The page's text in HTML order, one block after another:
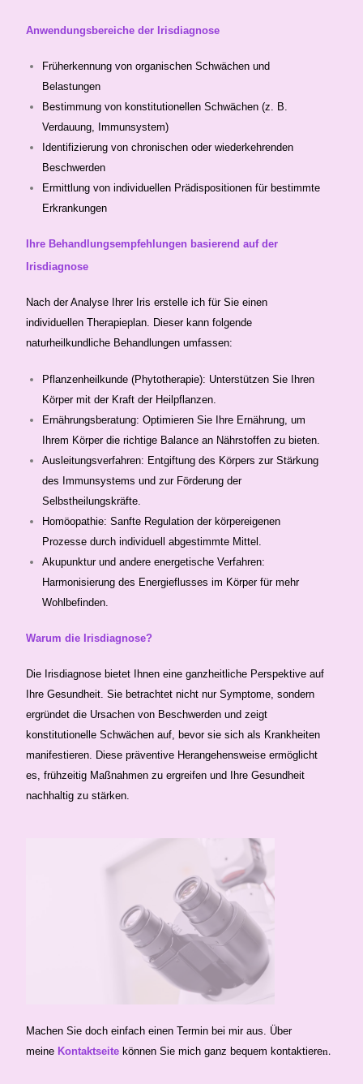
Anwendungsbereiche der Irisdiagnose
Früherkennung von organischen Schwächen und
Belastungen
Bestimmung von konstitutionellen Schwächen (z. B.
Verdauung, Immunsystem)
Identifizierung von chronischen oder wiederkehrenden
Beschwerden
Ermittlung von individuellen Prädispositionen für bestimmte
Erkrankungen
Ihre Behandlungsempfehlungen basierend auf der
Irisdiagnose
Nach der Analyse Ihrer Iris erstelle ich für Sie einen
individuellen Therapieplan. Dieser kann folgende
naturheilkundliche Behandlungen umfassen:
Pflanzenheilkunde (Phytotherapie): Unterstützen Sie Ihren
Körper mit der Kraft der Heilpflanzen.
Ernährungsberatung: Optimieren Sie Ihre Ernährung, um
Ihrem Körper die richtige Balance an Nährstoffen zu bieten.
Ausleitungsverfahren: Entgiftung des Körpers zur Stärkung
des Immunsystems und zur Förderung der
Selbstheilungskräfte.
Homöopathie: Sanfte Regulation der körpereigenen
Prozesse durch individuell abgestimmte Mittel.
Akupunktur und andere energetische Verfahren:
Harmonisierung des Energieflusses im Körper für mehr
Wohlbefinden.
Warum die Irisdiagnose?
Die Irisdiagnose bietet Ihnen eine ganzheitliche Perspektive auf
Ihre Gesundheit. Sie betrachtet nicht nur Symptome, sondern
ergründet die Ursachen von Beschwerden und zeigt
konstitutionelle Schwächen auf, bevor sie sich als Krankheiten
manifestieren. Diese präventive Herangehensweise ermöglicht
es, frühzeitig Maßnahmen zu ergreifen und Ihre Gesundheit
nachhaltig zu stärken.
Machen Sie doch einfach einen Termin bei mir aus. Über
meine Kontaktseite können Sie mich ganz bequem kontaktieren.